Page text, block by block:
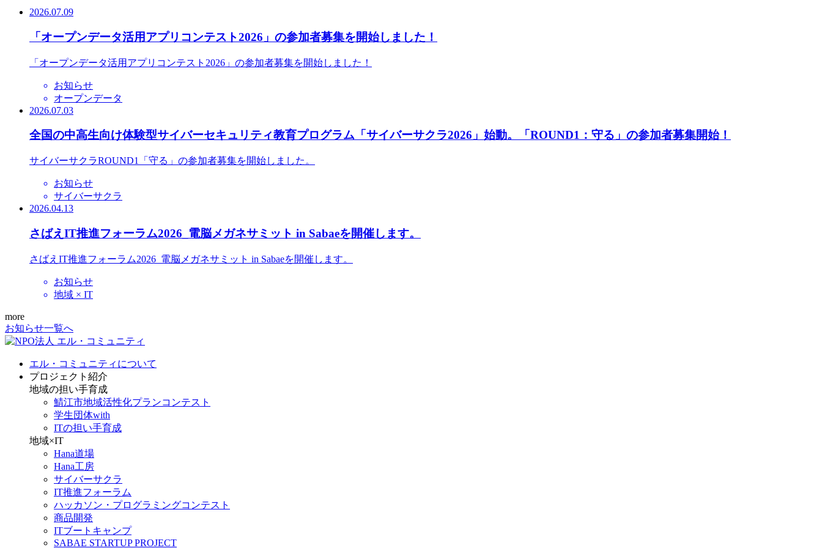
2026.07.09
「オープンデータ活用アプリコンテスト2026」の参加者募集を開始しました！
「オープンデータ活用アプリコンテスト2026」の参加者募集を開始しました！
お知らせ
オープンデータ
2026.07.03
全国の中高生向け体験型サイバーセキュリティ教育プログラム「サイバーサクラ2026」始動。「ROUND1：守る」の参加者募集開始！
サイバーサクラROUND1「守る」の参加者募集を開始しました。
お知らせ
サイバーサクラ
2026.04.13
さばえIT推進フォーラム2026_電脳メガネサミット in Sabaeを開催します。
さばえIT推進フォーラム2026_電脳メガネサミット in Sabaeを開催します。
お知らせ
地域 × IT
more
お知らせ一覧へ
エル・コミュニティについて
プロジェクト紹介
地域の担い手育成
鯖江市地域活性化プランコンテスト
学生団体with
ITの担い手育成
地域×IT
Hana道場
Hana工房
サイバーサクラ
IT推進フォーラム
ハッカソン・プログラミングコンテスト
商品開発
ITブートキャンプ
SABAE STARTUP PROJECT